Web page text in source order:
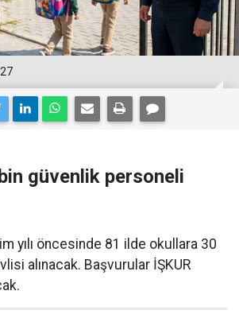
güvenlik personeli
yılı öncesinde 81 ilde okullara 30
alınacak. Başvurular İŞKUR